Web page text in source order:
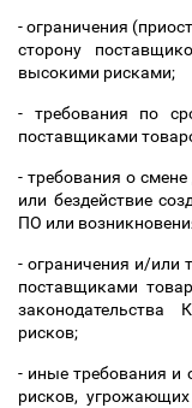
- ограничения
сторону
высокими рисками;
- требования по
поставщиками
- требования о
или бездействие
ПО или
- ограничения и/или
поставщиками
законодательства
рисков;
- иные требования и
рисков,